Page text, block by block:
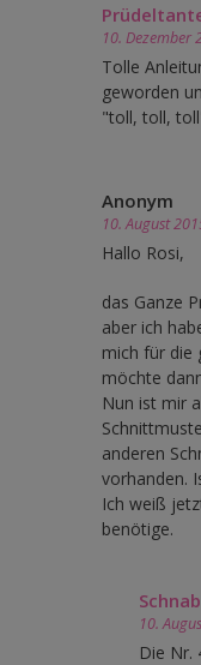
10. Dezember
Tolle
geworden
"toll, toll,
Anonym
10. August
Hallo Rosi,
das Ganze
aber ich
mich für die
möchte
Nun ist mir
anderen
vorhanden.
Ich weiß
benötige.
10.
Die Nr.